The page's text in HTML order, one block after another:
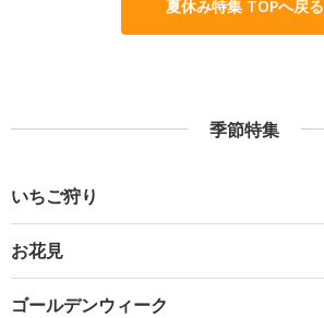
夏休み特集 TOPへ戻る
季節特集
いちご狩り
お花見
ゴールデンウィーク